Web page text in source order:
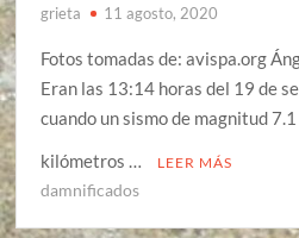
grieta 11 agosto, 2020
Fotos tomadas de: avispa.org
Eran las 13:14 horas del 19 de
cuando un sismo de magnitud
kilómetros …
LEER MÁS
damnificados